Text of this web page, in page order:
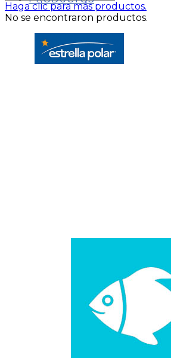
Haga clic para más productos.
No se encontraron productos.